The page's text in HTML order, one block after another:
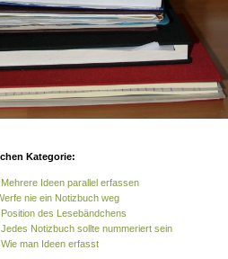
Kategorie:
Ideen parallel erfassen
nie ein Notizbuch weg
des Lesebändchens
Notizbuch sollte nummeriert sein
man Ideen erfasst